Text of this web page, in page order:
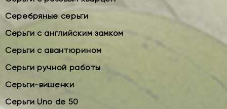
Серебряные серьги
Серьги с английским замком
Серьги с авантюрином
Серьги ручной работы
Серьги-вишенки
Серьги Uno de 50